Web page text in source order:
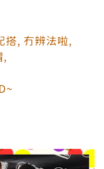
搭, 冇辨法啦,
,